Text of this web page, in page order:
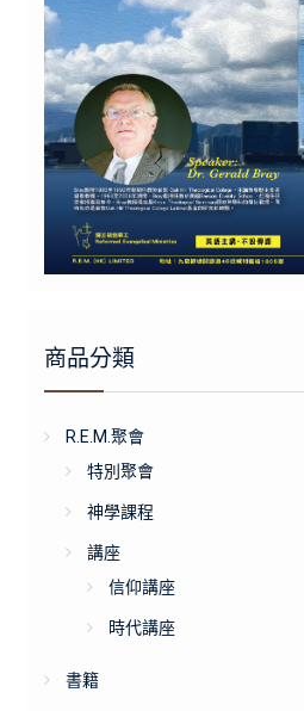
商品分類
R.E.M.聚會
特別聚會
神學課程
講座
信仰講座
時代講座
書籍